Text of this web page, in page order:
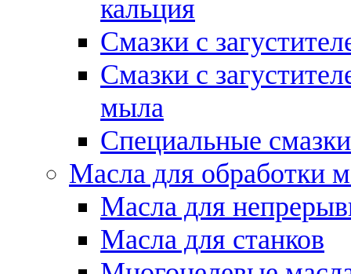
кальция
Смазки с
Смазки с
мыла
Специальные смазки
Масла для обработки
Масла для
Масла для станков